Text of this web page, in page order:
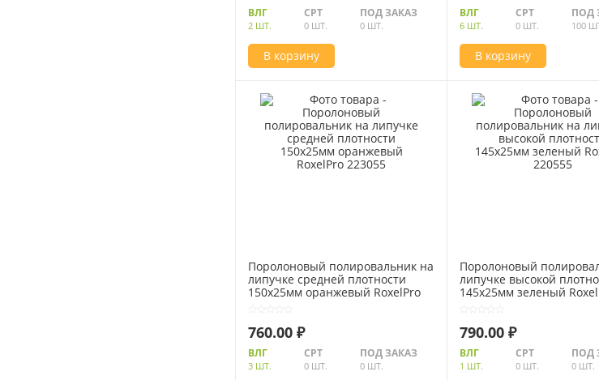
ВЛГ
2 ШТ.
СРТ
0 ШТ.
ПОД ЗАКАЗ
0 ШТ.
В корзину
ВЛГ
6 ШТ.
СРТ
0 ШТ.
ПОД
100
В корзину
Поролоновый полировальник на
липучке средней плотности
150х25мм оранжевый RoxelPro
760.00 ₽
ВЛГ
3 ШТ.
СРТ
0 ШТ.
ПОД ЗАКАЗ
0 ШТ.
Поролоновый
липучке высокой
145х25мм зеленый
790.00 ₽
ВЛГ
1 ШТ.
СРТ
0 ШТ.
ПОД
0 ШТ.